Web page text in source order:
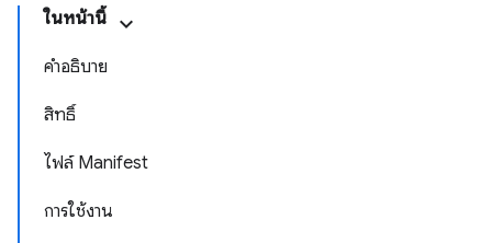
ในหน้านี้
คำอธิบาย
สิทธิ์
ไฟล์ Manifest
การใช้งาน